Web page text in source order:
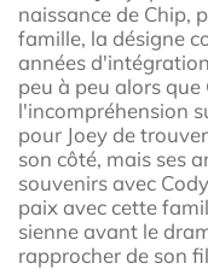
naissance de Chip,
famille, la désigne
années
peu à peu alors que
l'incompréhension
pour Joey de
son côté, mais ses
souvenirs avec
paix avec cette
sienne avant le
rapprocher de son